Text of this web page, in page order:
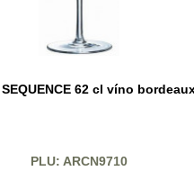
62 cl víno
PLU: ARCN9710